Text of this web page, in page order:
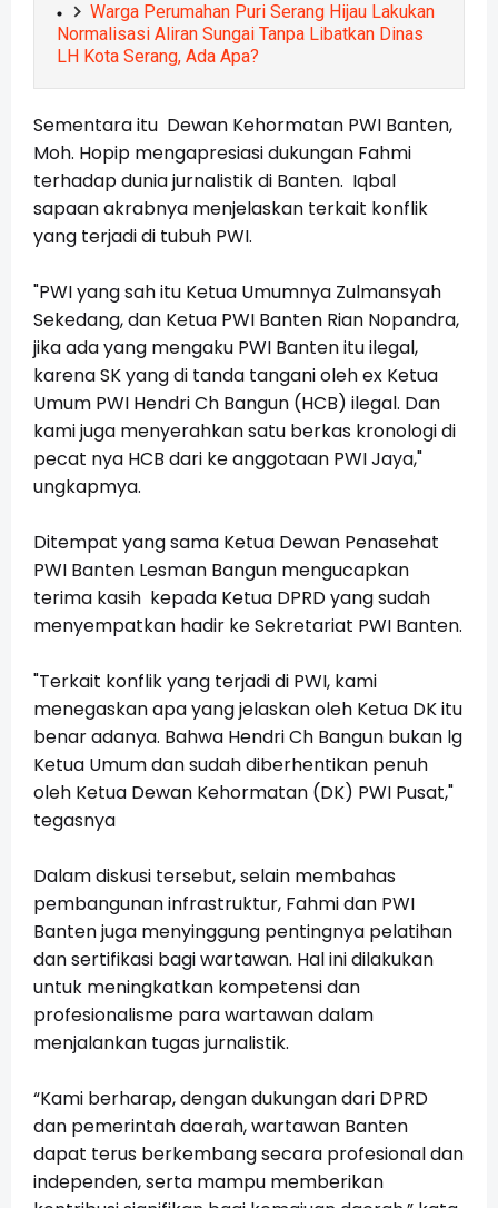
Warga Perumahan Puri Serang Hijau Lakukan
Normalisasi Aliran Sungai Tanpa Libatkan Dinas
LH Kota Serang, Ada Apa?
Sementara itu Dewan Kehormatan PWI Banten,
Moh. Hopip mengapresiasi dukungan Fahmi
terhadap dunia jurnalistik di Banten. Iqbal
sapaan akrabnya menjelaskan terkait konflik
yang terjadi di tubuh PWI.
"PWI yang sah itu Ketua Umumnya Zulmansyah
Sekedang, dan Ketua PWI Banten Rian Nopandra,
jika ada yang mengaku PWI Banten itu ilegal,
karena SK yang di tanda tangani oleh ex Ketua
Umum PWI Hendri Ch Bangun (HCB) ilegal. Dan
kami juga menyerahkan satu berkas kronologi di
pecat nya HCB dari ke anggotaan PWI Jaya,"
ungkapmya.
Ditempat yang sama Ketua Dewan Penasehat
PWI Banten Lesman Bangun mengucapkan
terima kasih kepada Ketua DPRD yang sudah
menyempatkan hadir ke Sekretariat PWI Banten.
"Terkait konflik yang terjadi di PWI, kami
menegaskan apa yang jelaskan oleh Ketua DK itu
benar adanya. Bahwa Hendri Ch Bangun bukan lg
Ketua Umum dan sudah diberhentikan penuh
oleh Ketua Dewan Kehormatan (DK) PWI Pusat,"
tegasnya
Dalam diskusi tersebut, selain membahas
pembangunan infrastruktur, Fahmi dan PWI
Banten juga menyinggung pentingnya pelatihan
dan sertifikasi bagi wartawan. Hal ini dilakukan
untuk meningkatkan kompetensi dan
profesionalisme para wartawan dalam
menjalankan tugas jurnalistik.
“Kami berharap, dengan dukungan dari DPRD
dan pemerintah daerah, wartawan Banten
dapat terus berkembang secara profesional dan
independen, serta mampu memberikan